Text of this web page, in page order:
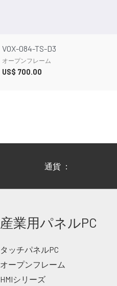
VOX-084-TS-D3
オープンフレーム
US$ 700.00
通貨 ：
産業用パネルPC
タッチパネルPC
オープンフレーム
HMIシリーズ